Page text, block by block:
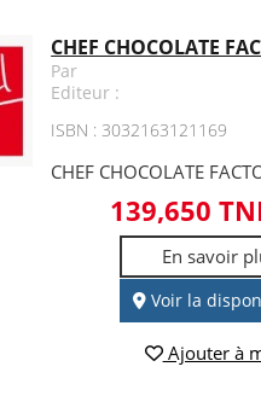
CHEF CHOCOLATE
Par
Editeur :
ISBN : 3032163121169
CHEF CHOCOLATE
139,650
En savoir
Voir la
Ajouter à